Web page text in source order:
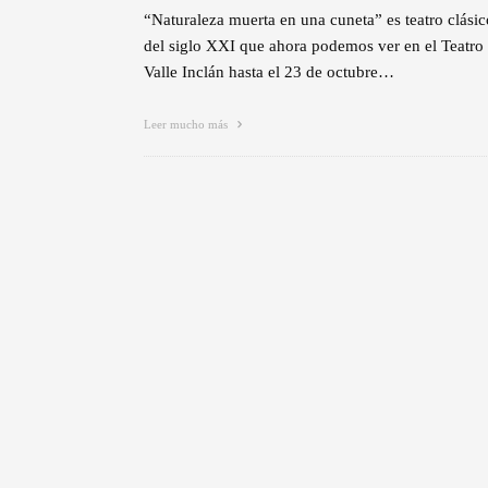
“Naturaleza muerta en una cuneta” es teatro
del siglo XXI que ahora podemos ver en el Teatro
Valle Inclán hasta el 23 de octubre…
Leer mucho más